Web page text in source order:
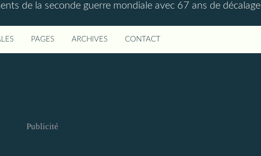
de la seconde guerre mondiale avec 67 ans de décalage
PAGES ARCHIVES CONTACT
Publicité